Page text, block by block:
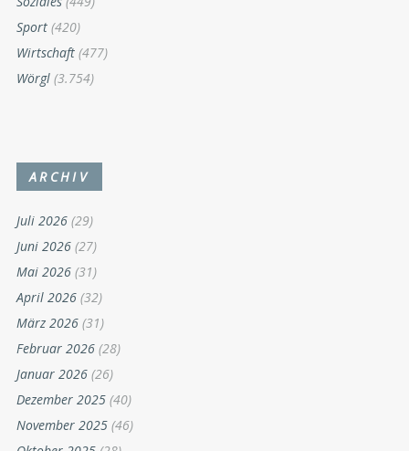
Sport (420)
Wirtschaft (477)
Wörgl (3.754)
ARCHIV
Juli 2026 (29)
Juni 2026 (27)
Mai 2026 (31)
April 2026 (32)
März 2026 (31)
Februar 2026 (28)
Januar 2026 (26)
Dezember 2025 (40)
November 2025 (46)